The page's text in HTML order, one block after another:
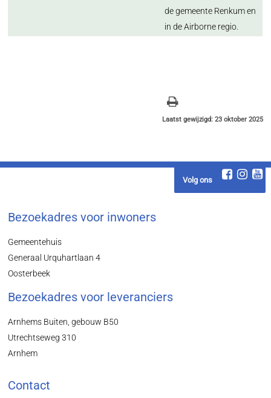
de gemeente Renkum en
in de Airborne regio.
Laatst gewijzigd: 23 oktober 2025
Volg ons
Bezoekadres voor inwoners
Gemeentehuis
Generaal Urquhartlaan 4
Oosterbeek
Bezoekadres voor leveranciers
Arnhems Buiten, gebouw B50
Utrechtseweg 310
Arnhem
Contact